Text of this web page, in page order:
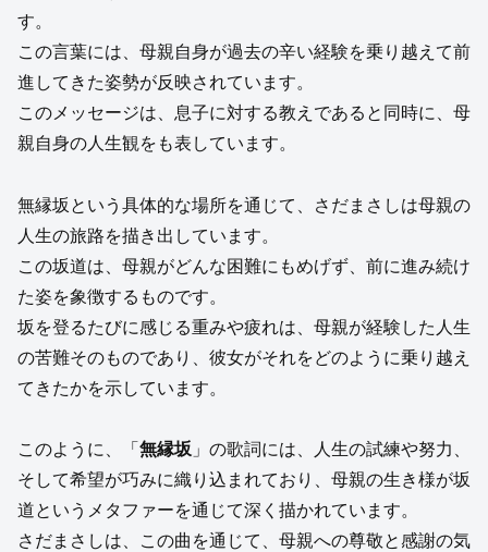
す。
この言葉には、母親自身が過去の辛い経験を乗り越えて前
進してきた姿勢が反映されています。
このメッセージは、息子に対する教えであると同時に、母
親自身の人生観をも表しています。
無縁坂という具体的な場所を通じて、さだまさしは母親の
人生の旅路を描き出しています。
この坂道は、母親がどんな困難にもめげず、前に進み続け
た姿を象徴するものです。
坂を登るたびに感じる重みや疲れは、母親が経験した人生
の苦難そのものであり、彼女がそれをどのように乗り越え
てきたかを示しています。
このように、「 無縁坂 」の歌詞には、人生の試練や努力、
そして希望が巧みに織り込まれており、母親の生き様が坂
道というメタファーを通じて深く描かれています。
さだまさしは、この曲を通じて、母親への尊敬と感謝の気